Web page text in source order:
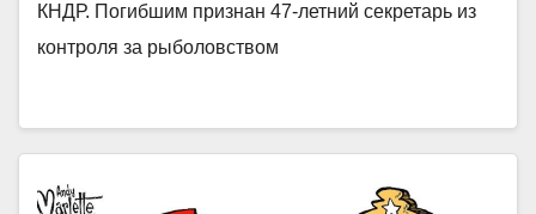
КНДР. Погибшим признан 47-летний секретарь из
контроля за рыболовством